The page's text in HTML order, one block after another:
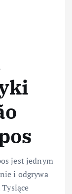
jest jednym
i odgrywa